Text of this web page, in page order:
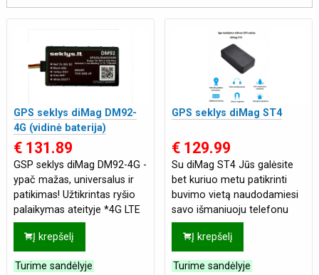
GPS seklys diMag DM92-
4G (vidinė baterija)
€ 131.89
GSP seklys diMag DM92-4G -
ypač mažas, universalus ir
patikimas! Užtikrintas ryšio
palaikymas ateityje *4G LTE
Cat 1 ryšio technologija su
galimybe prisijungti
Į krepšelį
Turime sandėlyje
GPS seklys diMag ST4
€ 129.99
Su diMag ST4 Jūs galėsite
bet kuriuo metu patikrinti
buvimo vietą naudodamiesi
savo išmaniuoju telefonu
arba internetu. Daugiau jokių
kabelių ar išorinių maitinimo
šaltinių. Šis įkraunamas
Į krepšelį
Turime sandėlyje